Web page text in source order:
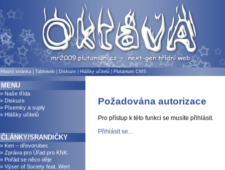
Hlavní stránka Tabloweb Diskuze Hlášky učitelů Plutanium CMS
MENU
» Naše třída
» Diskuze
» Písemky a suply
» Hlášky učitelů
ČLÁNKY/SRANDIČKY
» Ken – dřevorubec
» Zpráva pro Úřad pro KNK.
» Pořád se něco děje
» Výser of Society feat. Wert
Požadována autorizace
Pro přístup k této funkci se musíte přihlásit.
Přihlásit se...